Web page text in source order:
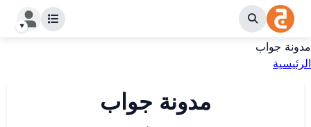
مدونة جواب
الرئيسية
مدونة جواب